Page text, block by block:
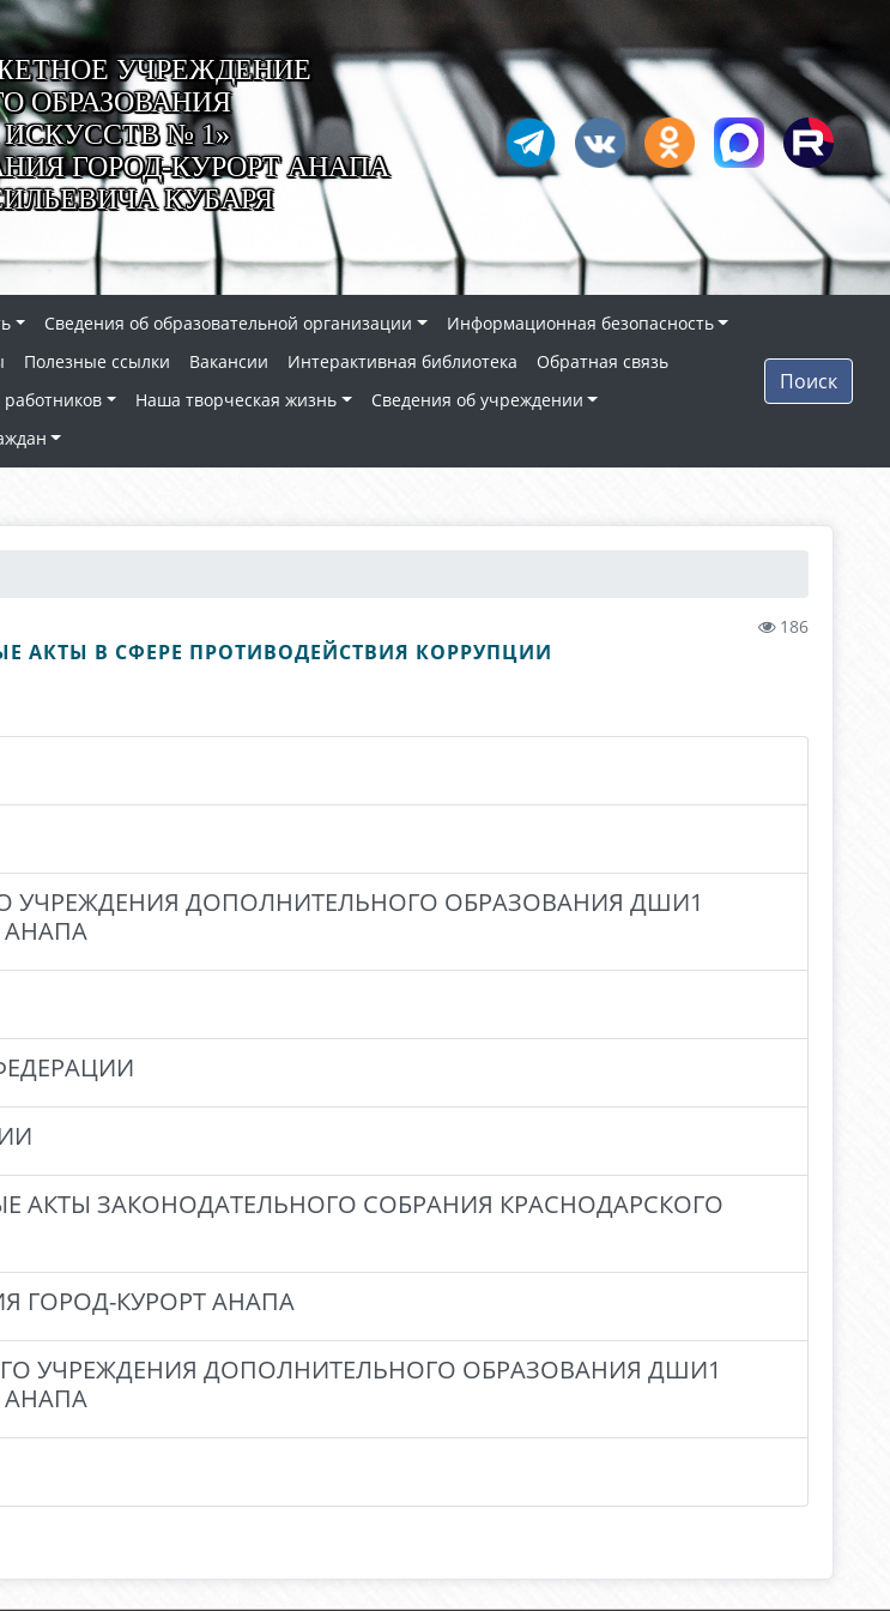
УЧРЕЖДЕНИЕ
ОБРАЗОВАНИЯ
№ 1»
ГОРОД-КУРОРТ АНАПА
КУБАРЯ
Сведения об образовательной организации
Информационная безопасность
Полезные ссылки Вакансии Интерактивная библиотека
Обратная связь
работников Наша творческая жизнь
Сведения об учреждении
Поиск
186
АКТЫ В СФЕРЕ ПРОТИВОДЕЙСТВИЯ КОРРУПЦИИ
ДОПОЛНИТЕЛЬНОГО ОБРАЗОВАНИЯ ДШИ1
АКТЫ ЗАКОНОДАТЕЛЬНОГО СОБРАНИЯ КРАСНОДАРСКОГО
ГОРОД-КУРОРТ АНАПА
УЧРЕЖДЕНИЯ ДОПОЛНИТЕЛЬНОГО ОБРАЗОВАНИЯ ДШИ1